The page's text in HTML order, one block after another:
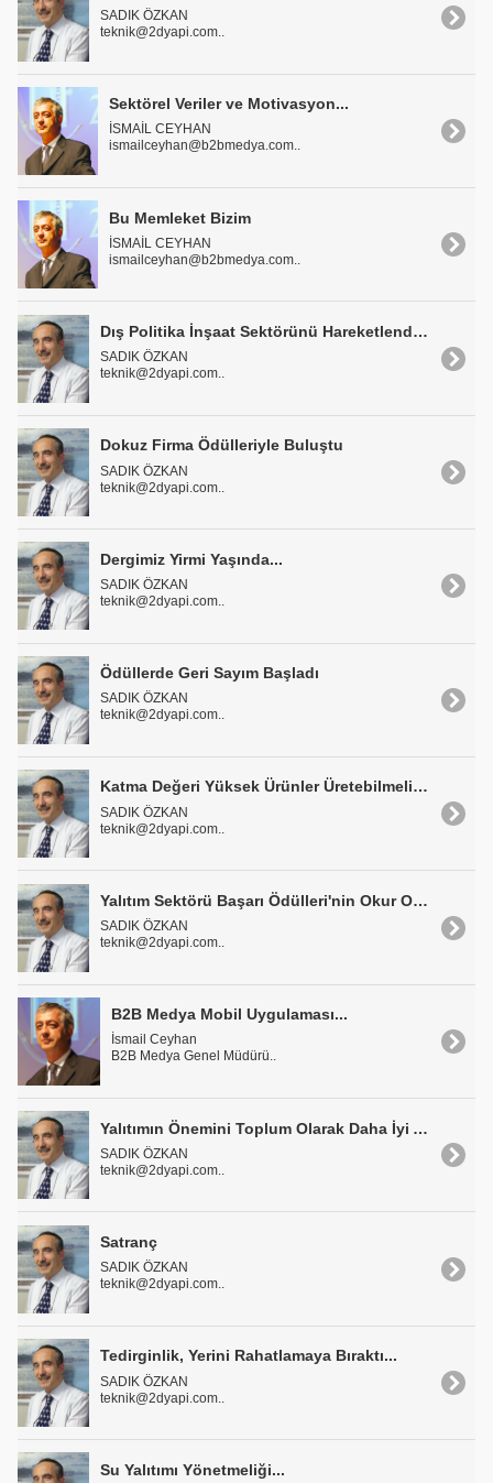
SADIK ÖZKAN
teknik@2dyapi.com..
Sektörel Veriler ve Motivasyon...
İSMAİL CEYHAN
ismailceyhan@b2bmedya.com..
Bu Memleket Bizim
İSMAİL CEYHAN
ismailceyhan@b2bmedya.com..
Dış Politika İnşaat Sektörünü Hareketlendirebilir
SADIK ÖZKAN
teknik@2dyapi.com..
Dokuz Firma Ödülleriyle Buluştu
SADIK ÖZKAN
teknik@2dyapi.com..
Dergimiz Yirmi Yaşında...
SADIK ÖZKAN
teknik@2dyapi.com..
Ödüllerde Geri Sayım Başladı
SADIK ÖZKAN
teknik@2dyapi.com..
Katma Değeri Yüksek Ürünler Üretebilmeliyiz
SADIK ÖZKAN
teknik@2dyapi.com..
Yalıtım Sektörü Başarı Ödülleri'nin Okur Oylaması Başladı
SADIK ÖZKAN
teknik@2dyapi.com..
B2B Medya Mobil Uygulaması...
İsmail Ceyhan
B2B Medya Genel Müdürü..
Yalıtımın Önemini Toplum Olarak Daha İyi Anlıyoruz
SADIK ÖZKAN
teknik@2dyapi.com..
Satranç
SADIK ÖZKAN
teknik@2dyapi.com..
Tedirginlik, Yerini Rahatlamaya Bıraktı...
SADIK ÖZKAN
teknik@2dyapi.com..
Su Yalıtımı Yönetmeliği...